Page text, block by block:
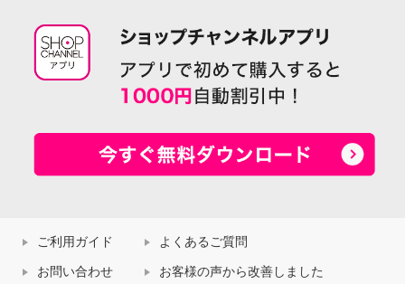
ご利用ガイド よくあるご質問
お問い合わせ お客様の声から改善しました